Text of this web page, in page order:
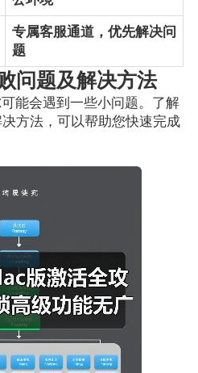
专属客服通道，优先解决问
题
问题及解决方法
能会遇到一些小问题。了解
方法，可以帮助您快速完成